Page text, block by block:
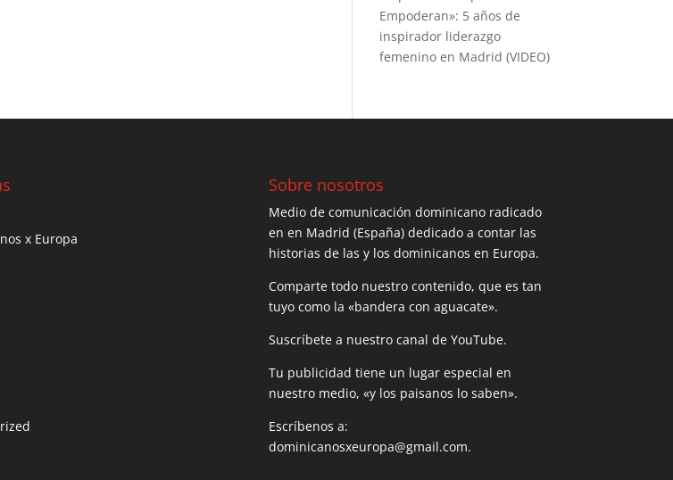
Empoderan»: 5 años de
inspirador liderazgo
femenino en Madrid (VIDEO)
x Europa
Sobre nosotros
Medio de comunicación dominicano radicado
en en Madrid (España) dedicado a contar las
historias de las y los dominicanos en Europa.
Comparte todo nuestro contenido, que es tan
tuyo como la «bandera con aguacate».
Suscríbete a nuestro canal de YouTube.
Tu publicidad tiene un lugar especial en
nuestro medio, «y los paisanos lo saben».
Escríbenos a:
dominicanosxeuropa@gmail.com.